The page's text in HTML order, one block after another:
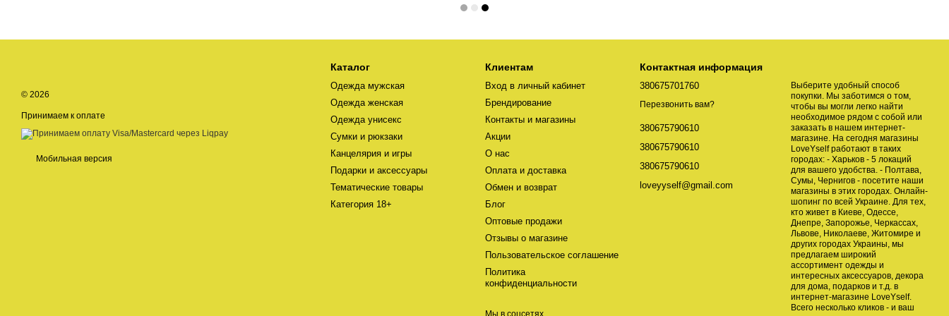
© 2026
Принимаем к оплате
Мобильная версия
Каталог
Одежда мужская
Одежда женская
Одежда унисекс
Сумки и рюкзаки
Канцелярия и игры
Подарки и аксессуары
Тематические товары
Категория 18+
Клиентам
Вход в личный кабинет
Брендирование
Контакты и магазины
Акции
О нас
Оплата и доставка
Обмен и возврат
Блог
Оптовые продажи
Отзывы о магазине
Пользовательское соглашение
Политика
конфиденциальности
Мы в соцсетях
Контактная информация
380675701760
Перезвонить вам?
380675790610
380675790610
380675790610
loveyyself@gmail.com
Выберите удобный способ
покупки. Мы заботимся о том,
чтобы вы могли легко найти
необходимое рядом с собой или
заказать в нашем интернет-
магазине. На сегодня магазины
LoveYself работают в таких
городах: - Харьков - 5 локаций
для вашего удобства. - Полтава,
Сумы, Чернигов - посетите наши
магазины в этих городах. Онлайн-
шопинг по всей Украине. Для тех,
кто живет в Киеве, Одессе,
Днепре, Запорожье, Черкассах,
Львове, Николаеве, Житомире и
других городах Украины, мы
предлагаем широкий
ассортимент одежды и
интересных аксессуаров, декора
для дома, подарков и т.д. в
интернет-магазине LoveYself.
Всего несколько кликов - и ваш